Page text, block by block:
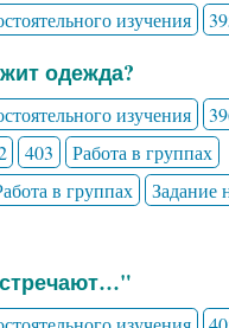
изучения
одежда?
изучения
403
Работа в группах
в группах
Задание